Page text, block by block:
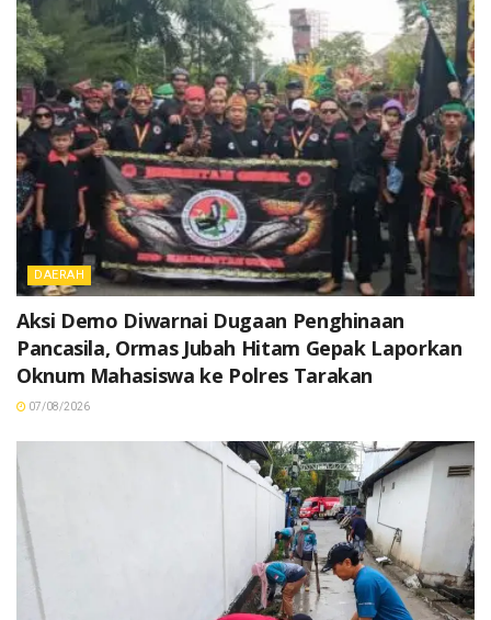
DAERAH
Aksi Demo Diwarnai Dugaan Penghinaan
Pancasila, Ormas Jubah Hitam Gepak Laporkan
Oknum Mahasiswa ke Polres Tarakan
07/08/2026